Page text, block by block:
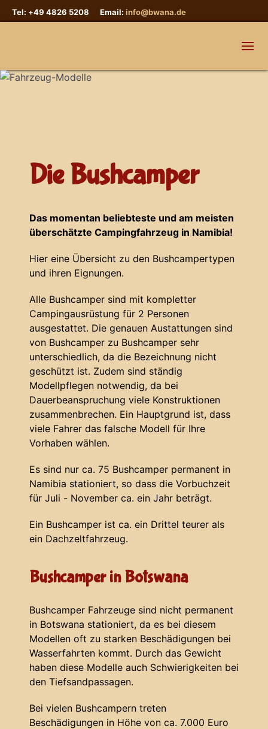
Tel: +49 4826 5208 Email: info@bwana.de
Die Bushcamper
Das momentan beliebteste und am meisten
überschätzte Campingfahrzeug in Namibia!
Hier eine Übersicht zu den Bushcampertypen
und ihren Eignungen.
Alle Bushcamper sind mit kompletter
Campingausrüstung für 2 Personen
ausgestattet. Die genauen Austattungen sind
von Bushcamper zu Bushcamper sehr
unterschiedlich, da die Bezeichnung nicht
geschützt ist. Zudem sind ständig
Modellpflegen notwendig, da bei
Dauerbeanspruchung viele Konstruktionen
zusammenbrechen. Ein Hauptgrund ist, dass
viele Fahrer das falsche Modell für Ihre
Vorhaben wählen.
Es sind nur ca. 75 Bushcamper permanent in
Namibia stationiert, so dass die Vorbuchzeit
für Juli - November ca. ein Jahr beträgt.
Ein Bushcamper ist ca. ein Drittel teurer als
ein Dachzeltfahrzeug.
Bushcamper in Botswana
Bushcamper Fahrzeuge sind nicht permanent
in Botswana stationiert, da es bei diesem
Modellen oft zu starken Beschädigungen bei
Wasserfahrten kommt. Durch das Gewicht
haben diese Modelle auch Schwierigkeiten bei
den Tiefsandpassagen.
Bei vielen Bushcampern treten
Beschädigungen in Höhe von ca. 7.000 Euro